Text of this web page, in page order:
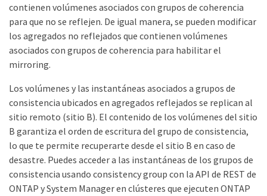
contienen volúmenes asociados con grupos de coherencia
para que no se reflejen. De igual manera, se pueden modificar
los agregados no reflejados que contienen volúmenes
asociados con grupos de coherencia para habilitar el
mirroring.
Los volúmenes y las instantáneas asociados a grupos de
consistencia ubicados en agregados reflejados se replican al
sitio remoto (sitio B). El contenido de los volúmenes del sitio
B garantiza el orden de escritura del grupo de consistencia,
lo que te permite recuperarte desde el sitio B en caso de
desastre. Puedes acceder a las instantáneas de los grupos de
consistencia usando consistency group con la API de REST de
ONTAP y System Manager en clústeres que ejecuten ONTAP